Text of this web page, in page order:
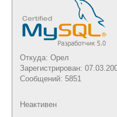
Откуда: Орел
Зарегистрирован:
Сообщений: 5851
Неактивен